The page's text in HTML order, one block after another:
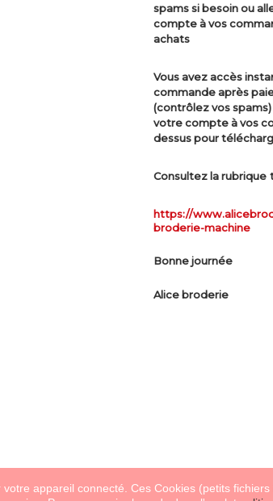
spams si besoin ou
compte à vos
achats
Vous avez accès
commande après
(contrôlez vos
votre compte à vos
dessus pour
Consultez la rubrique
https://
broderie-machine
Bonne journée
Alice broderie
appareil connecté. Ces Cookies (petits